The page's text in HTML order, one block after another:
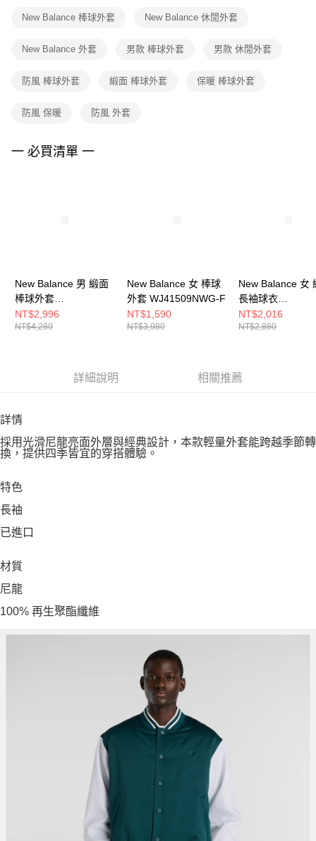
客戶支援中心」 https://netprotections.freshdesk.com/support/home
１．透過由恩沛科技股份有限公司提供之「AFTEE先享後付」服務完成之交
權轉讓予恩沛科技股份有限公司。
３．未成年的使用者請事先徵得法定代理人或監護人之同意方可使用
４．使用「AFTEE先享後付」時，將依據個別帳號之用戶狀況，依本公司即
New Balance 棒球外套 New Balance 休閒外套
New Balance 外套 男款 棒球外套 男款 休閒外套
防風 棒球外套 緞面 棒球外套 保暖 棒球外套
防風 保暖 防風 外套
一 必買清單 一
New Balance 男 緞面
棒球外套
MJ6102R7TNV-F
NT$2,996
NT$4,280
New Balance 女 棒球
外套 WJ41509NWG-F
NT$1,590
NT$3,980
New Balance 女
長袖球衣
WT61145ILIN-F
NT$2,016
NT$2,880
詳細說明 相關推薦
詳情
採用光滑尼龍亮面外層與經典設計，本款輕量外套能跨越季節轉
換，提供四季皆宜的穿搭體驗。
特色
長袖
已進口
材質
尼龍
100% 再生聚酯纖維